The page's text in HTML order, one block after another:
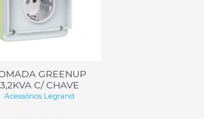
GREENUP
3,2KVA C/ CHAVE
Acessórios Legrand